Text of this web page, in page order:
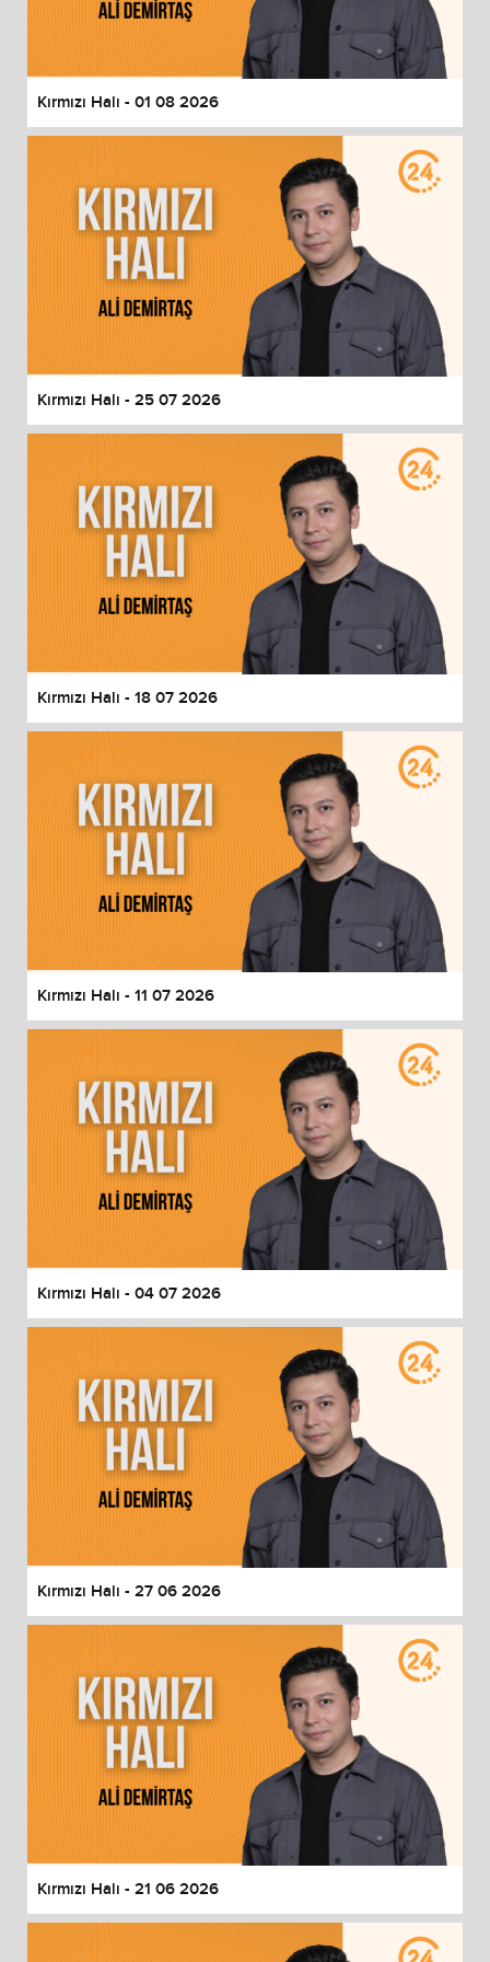
End of dialog window.
Kırmızı Halı - 01 08 2026
Kırmızı Halı - 25 07 2026
Kırmızı Halı - 18 07 2026
Kırmızı Halı - 11 07 2026
Kırmızı Halı - 04 07 2026
Kırmızı Halı - 27 06 2026
Kırmızı Halı - 21 06 2026